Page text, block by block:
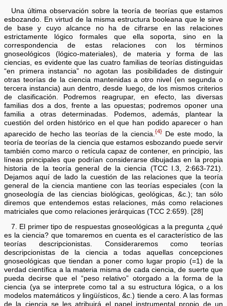
Una última observación sobre la teoría de teorías que estamos
esbozando. En virtud de la misma estructura booleana que le sirve
de base y cuyo alcance no ha de cifrarse en las relaciones
estrictamente lógico formales que ella soporta, sino en la
correspondencia de estas relaciones con los términos
gnoseológicos (lógico-materiales), de materia y forma de las
ciencias, es evidente que las cuatro familias de teorías distinguidas
“en primera instancia” no agotan las posibilidades de distinguir
otras teorías de la ciencia mantenidas a otro nivel (en segunda o
tercera instancia) aun dentro, desde luego, de los mismos criterios
de clasificación. Podremos reagrupar, en efecto, las diversas
familias dos a dos, frente a las opuestas; podremos oponer una
familia a otras determinadas. Podemos, además, plantear la
cuestión del orden histórico en el que han podido aparecer o han
aparecido de hecho las teorías de la ciencia. {4}De este modo, la
teoría de teorías de la ciencia que estamos esbozando puede servir
también como marco o retícula capaz de contener, en principio, las
líneas principales que podrían considerarse dibujadas en la propia
historia de la teoría general de la ciencia (TCC I.3, 2:663-721).
Dejamos aquí de lado la cuestión de las relaciones que la teoría
general de la ciencia mantiene con las teorías especiales (con la
gnoseología de las ciencias biológicas, geológicas, &c.); tan sólo
diremos que entendemos estas relaciones, más como relaciones
matriciales que como relaciones jerárquicas (TCC 2:659). [28]
7. El primer tipo de respuestas gnoseológicas a la pregunta ¿qué
es la ciencia? que tomaremos en cuenta es el característico de las
teorías descripcionistas. Consideraremos como teorías
descripcionistas de la ciencia a todas aquellas concepciones
gnoseológicas que tiendan a poner como lugar propio (=1) de la
verdad científica a la materia misma de cada ciencia, de suerte que
pueda decirse que el “peso relativo” otorgado a la forma de la
ciencia (ya se interprete como tal a su estructura lógica, o a los
modelos matemáticos y lingüísticos, &c.) tiende a cero. A las formas
de la ciencia se les atribuirá el papel instrumental propio de un